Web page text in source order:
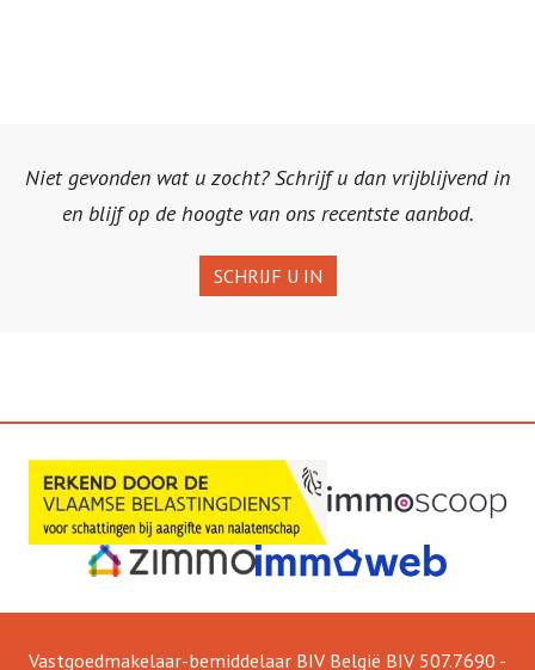
Niet gevonden wat u zocht? Schrijf u dan vrijblijvend in
en blijf op de hoogte van ons recentste aanbod.
SCHRIJF U IN
Vastgoedmakelaar-bemiddelaar BIV België BIV 507.7690 -